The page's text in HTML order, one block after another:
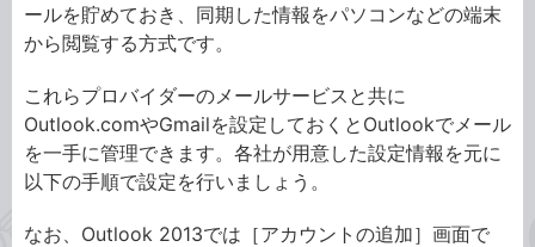
ールを貯めておき、同期した情報をパソコンなどの端末
から閲覧する方式です。
これらプロバイダーのメールサービスと共に
Outlook.comやGmailを設定しておくとOutlookでメール
を一手に管理できます。各社が用意した設定情報を元に
以下の手順で設定を行いましょう。
なお、Outlook 2013では［アカウントの追加］画面で